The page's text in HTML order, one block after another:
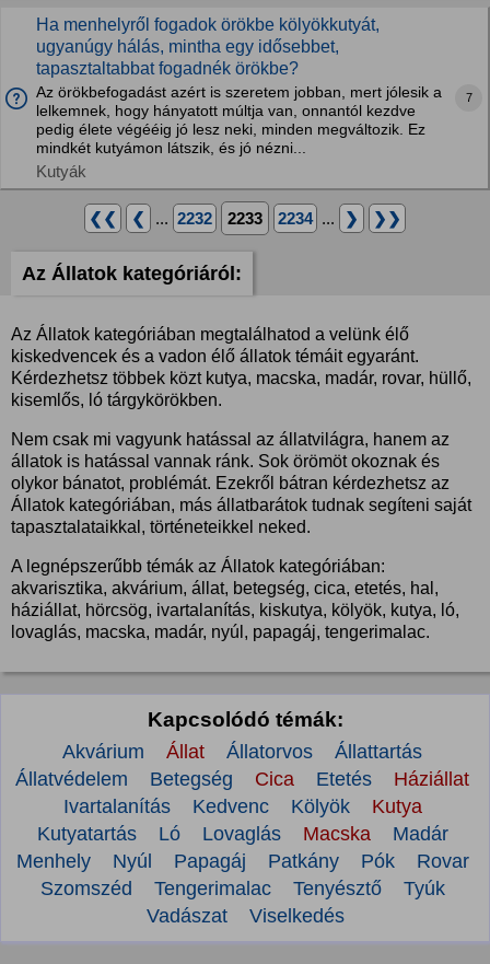
Ha menhelyről fogadok örökbe kölyökkutyát,
ugyanúgy hálás, mintha egy idősebbet,
tapasztaltabbat fogadnék örökbe?
Az örökbefogadást azért is szeretem jobban, mert jólesik a
lelkemnek, hogy hányatott múltja van, onnantól kezdve
pedig élete végééig jó lesz neki, minden megváltozik. Ez
mindkét kutyámon látszik, és jó nézni...
Kutyák
7
❮❮ ❮ ... 2232 2233 2234 ... ❯ ❯❯
Az Állatok kategóriáról:
Az Állatok kategóriában megtalálhatod a velünk élő
kiskedvencek és a vadon élő állatok témáit egyaránt.
Kérdezhetsz többek közt kutya, macska, madár, rovar, hüllő,
kisemlős, ló tárgykörökben.
Nem csak mi vagyunk hatással az állatvilágra, hanem az
állatok is hatással vannak ránk. Sok örömöt okoznak és
olykor bánatot, problémát. Ezekről bátran kérdezhetsz az
Állatok kategóriában, más állatbarátok tudnak segíteni saját
tapasztalataikkal, történeteikkel neked.
A legnépszerűbb témák az Állatok kategóriában:
akvarisztika, akvárium, állat, betegség, cica, etetés, hal,
háziállat, hörcsög, ivartalanítás, kiskutya, kölyök, kutya, ló,
lovaglás, macska, madár, nyúl, papagáj, tengerimalac.
Kapcsolódó témák:
Akvárium Állat Állatorvos
Állattartás
Állatvédelem
Betegség Cica Etetés
Háziállat
Ivartalanítás
Kedvenc Kölyök
Kutya
Kutyatartás
Ló Lovaglás Macska
Madár
Menhely
Nyúl Papagáj Patkány Pók
Rovar
Szomszéd
Tengerimalac Tenyésztő
Tyúk
Vadászat
Viselkedés